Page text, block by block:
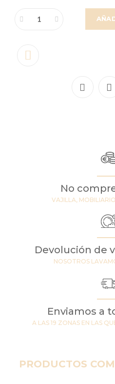
No
VAJILLA,
Devolución de
NOSOTROS
Enviamos a
A LAS 19 ZONAS EN LAS
PRODUCTOS